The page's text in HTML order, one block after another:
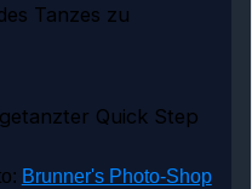
Tanzes zu
Brunner's Photo-Shop